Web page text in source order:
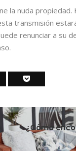
la nuda
transmisión
renunciar a su
¿Cómo